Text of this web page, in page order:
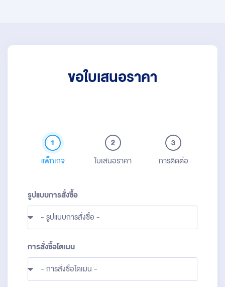
ขอใบเสนอราคา
1
แพ็กเกจ
2
ใบเสนอราคา
3
การติดต่อ
รูปแบบการสั่งซื้อ
การสั่งซื้อโดเมน